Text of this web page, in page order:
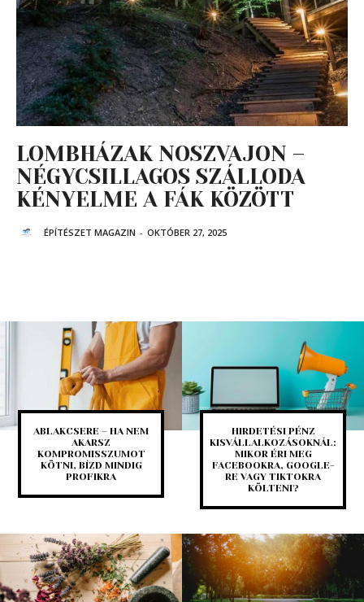
LOMBHÁZAK NOSZVAJON –
NÉGYCSILLAGOS SZÁLLODA
KÉNYELME A FÁK KÖZÖTT
ÉPÍTÉSZET MAGAZIN - OKTÓBER 27, 2025
ABLAKCSERE – HA NEM
AKARSZ
KOMPROMISSZUMOT
KÖTNI, BÍZD MINDIG
PROFIKRA
HIRDETÉSI PÉNZ
KISVÁLLALKOZÁSOKNÁL:
MIKOR ÉRI MEG
FACEBOOKRA, GOOGLE-
RE VAGY TIKTOKRA
KÖLTENI?